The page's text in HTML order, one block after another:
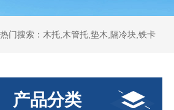
热门搜索：木托,木管托,垫木,隔冷块,铁卡
产品分类